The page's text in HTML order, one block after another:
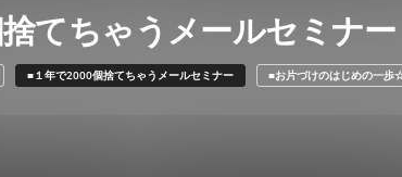
シ
てちゃうメールセミナー
■１年で2000個捨てちゃうメールセミナー ■お片づけのはじめの一歩